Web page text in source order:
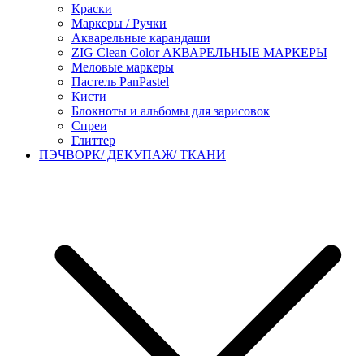
Краски
Маркеры / Ручки
Акварельные карандаши
ZIG Clean Color АКВАРЕЛЬНЫЕ МАРКЕРЫ
Меловые маркеры
Пастель PanPastel
Кисти
Блокноты и альбомы для зарисовок
Спреи
Глиттер
ПЭЧВОРК/ ДЕКУПАЖ/ ТКАНИ